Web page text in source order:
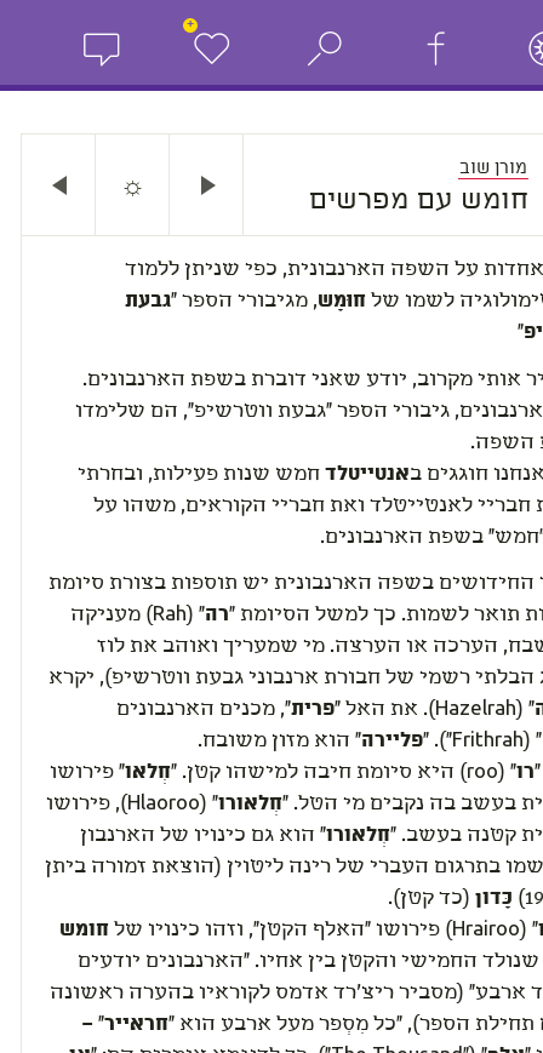
+
מורן שוב
חומש עם מפרשים ☼
על השפה הארנבונית, כפי שניתן ללמוד
לשמו של חוּמָש, מגיבורי הספר "גבעת
"
אותי מקרוב, יודע שאני דוברת בשפת הארנבונים.
גיבורי הספר "גבעת ווטרשיפ", הם שלימדו
השפה.
חוגגים באנטייטלד חמש שנות פעילות, ובחרתי
חבריי לאנטייטלד ואת חבריי הקוראים, משהו על
בשפת הארנבונים.
החידושים בשפה הארנבונית יש תוספות בצורת סיומת
תואר לשמות. כך למשל הסיומת "רה
" (Rah) מעניקה
הערכה או הערצה. מי שמעריך ואוהב את לוז
הבלתי רשמי של חבורת ארנבוני גבעת ווטרשיפ), יקרא
" (Hazelrah). את האל " פרית", מכנים הארנבונים
" (Frithrah"). " פליירה" הוא מזון משובח.
רו" (roo) היא סיומת חיבה למישהו קטן. " חְלאו" פירושו
בעשב בה נקבים מי הטל. "חְלאורו
" (Hlaoroo), פירושו
קטנה בעשב. "חְלאורו" הוא גם כינויו של הארנבון
בתרגום העברי של רינה ליטוין (הוצאת זמורה ביתן
כָּדון (כד קטן).
" (Hrairoo) פירושו "האלף הקטן", וזהו כינויו של
חומש
שנולד החמישי והקטן בין אחיו. "הארנבונים יודעים
ארבע" (מסביר ריצ'רד אדמס לקוראיו בהערה ראשונה
הספר), "כל מִסְפר מעל ארבע הוא "חראייר" –